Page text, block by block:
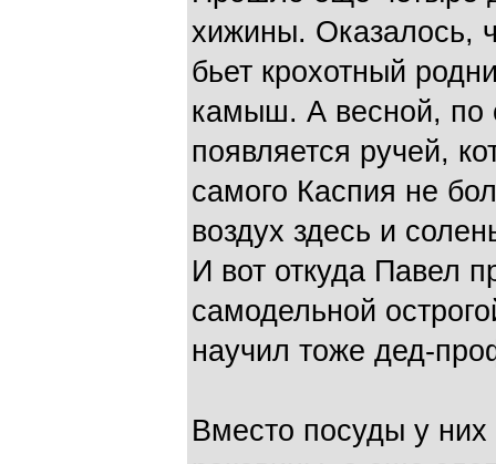
хижины. Оказалось,
бьет крохотный
камыш. А весной, по
появляется ручей,
самого Каспия не
воздух здесь и
И вот откуда Павел
самодельной
научил тоже дед-
Вместо посуды у